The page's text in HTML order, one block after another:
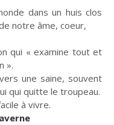
dans un huis clos
notre âme, coeur,
qui « examine tout et
».
une saine, souvent
qui quitte le troupeau.
à vivre.